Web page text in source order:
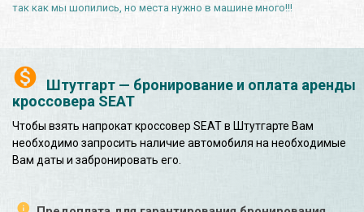
Штутгарт — бронирование и оплата аренды
кроссовера SEAT
Чтобы взять напрокат кроссовер SEAT в Штутгарте Вам
необходимо запросить наличие автомобиля на необходимые
Вам даты и забронировать его.
так как мы шопились, но места нужно в машине много!!!